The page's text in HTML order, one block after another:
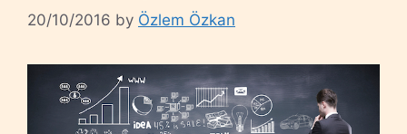
20/10/2016 by Özlem Özkan